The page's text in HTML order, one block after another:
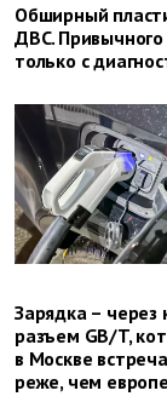
Обширный
ДВС.
только с
Зарядка – через
разъем GB/T,
в Москве
реже, чем